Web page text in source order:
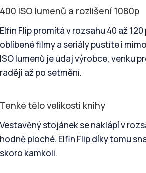
400 ISO lumenů a rozlišení 1080p
Elfin Flip promítá v rozsahu 40 až
oblíbené filmy a seriály pustíte i
ISO lumenů je údaj výrobce, venku
raději až po setmění.
Tenké tělo velikosti knihy
Vestavěný stojánek se naklápí v
hodně ploché. Elfin Flip díky tomu
skoro kamkoli.